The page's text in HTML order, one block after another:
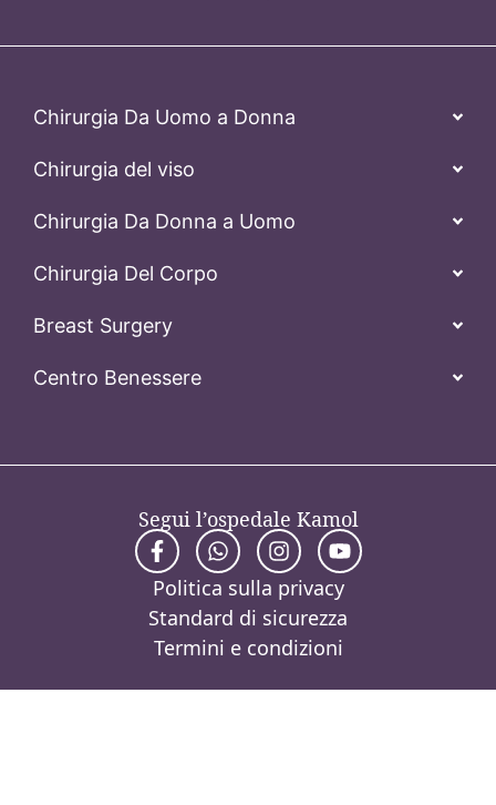
Chirurgia Da Uomo a Donna
Chirurgia del viso
Chirurgia Da Donna a Uomo
Chirurgia Del Corpo
Breast Surgery
Centro Benessere
Segui l’ospedale Kamol
Politica sulla privacy
Standard di sicurezza
Termini e condizioni